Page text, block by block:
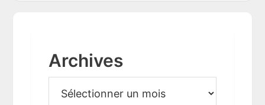
Archives